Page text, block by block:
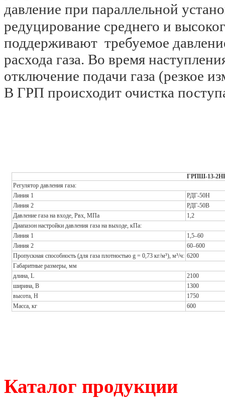
давление при параллельной
редуцирование среднего и
поддерживают требуемое
расхода газа. Во время
отключение подачи газа (резкое
В ГРП происходит очистка
ГРПШ-13-
Регулятор давления газа:
Линия 1
РДГ-50Н
Линия 2
РДГ-50В
Давление газа на входе, Рвх , МПа
1,2
Диапазон настройки давления газа на выходе, кПа:
Линия 1
1,5–60
Линия 2
60–600
Пропускная способность (для газа плотностью g = 0,73 кг/м³), м³/ч: 6200
Габаритные размеры, мм
длина, L
2100
ширина, B
1300
высота, H
1750
Масса, кг
600
Каталог продукции